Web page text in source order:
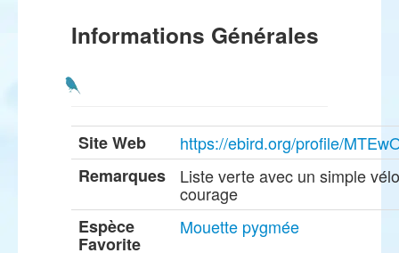
Informations Générales
Site Web
https://ebird.org/profile/
Remarques
Liste verte avec un simple
courage
Espèce
Favorite
Mouette pygmée